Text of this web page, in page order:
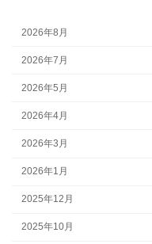
2026年8月
2026年7月
2026年5月
2026年4月
2026年3月
2026年1月
2025年12月
2025年10月